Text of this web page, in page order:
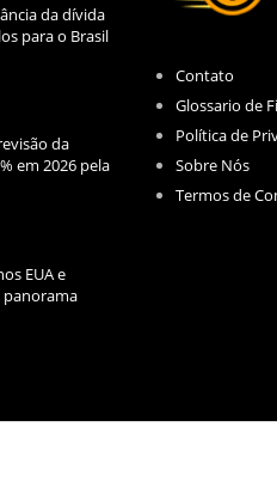
da dívida
para o Brasil
da
em 2026 pela
EUA e
panorama
Contato
Glossario de
Política de
Sobre Nós
Termos de